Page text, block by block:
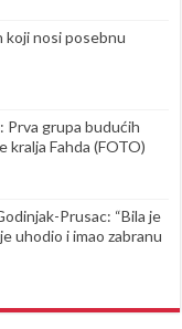
koji nosi posebnu
Prva grupa budućih
kralja Fahda (FOTO)
Prusac: “Bila je
uhodio i imao zabranu